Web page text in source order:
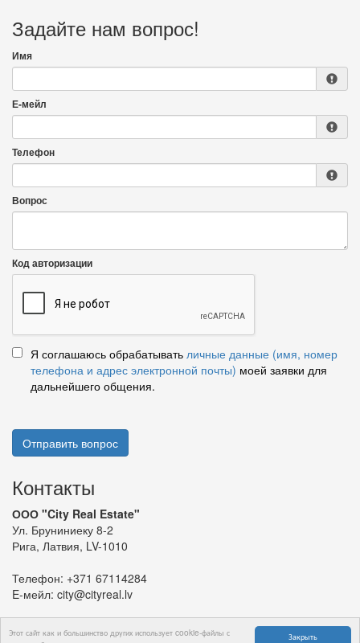
Закрыть
Этот сайт как и большинство других использует cookie-файлы с
Задайте нам вопрос!
Имя
Е-мейл
Телефон
Вопрос
Код авторизации
Я соглашаюсь обрабатывать личные данные (имя, номер
телефона и адрес электронной почты) моей заявки для
дальнейшего общения.
Отправить вопрос
Контакты
ООО "City Real Estate"
Ул. Бруниниеку 8-2
Рига, Латвия, LV-1010
Телефон: +371 67114284
E-мейл: city@cityreal.lv